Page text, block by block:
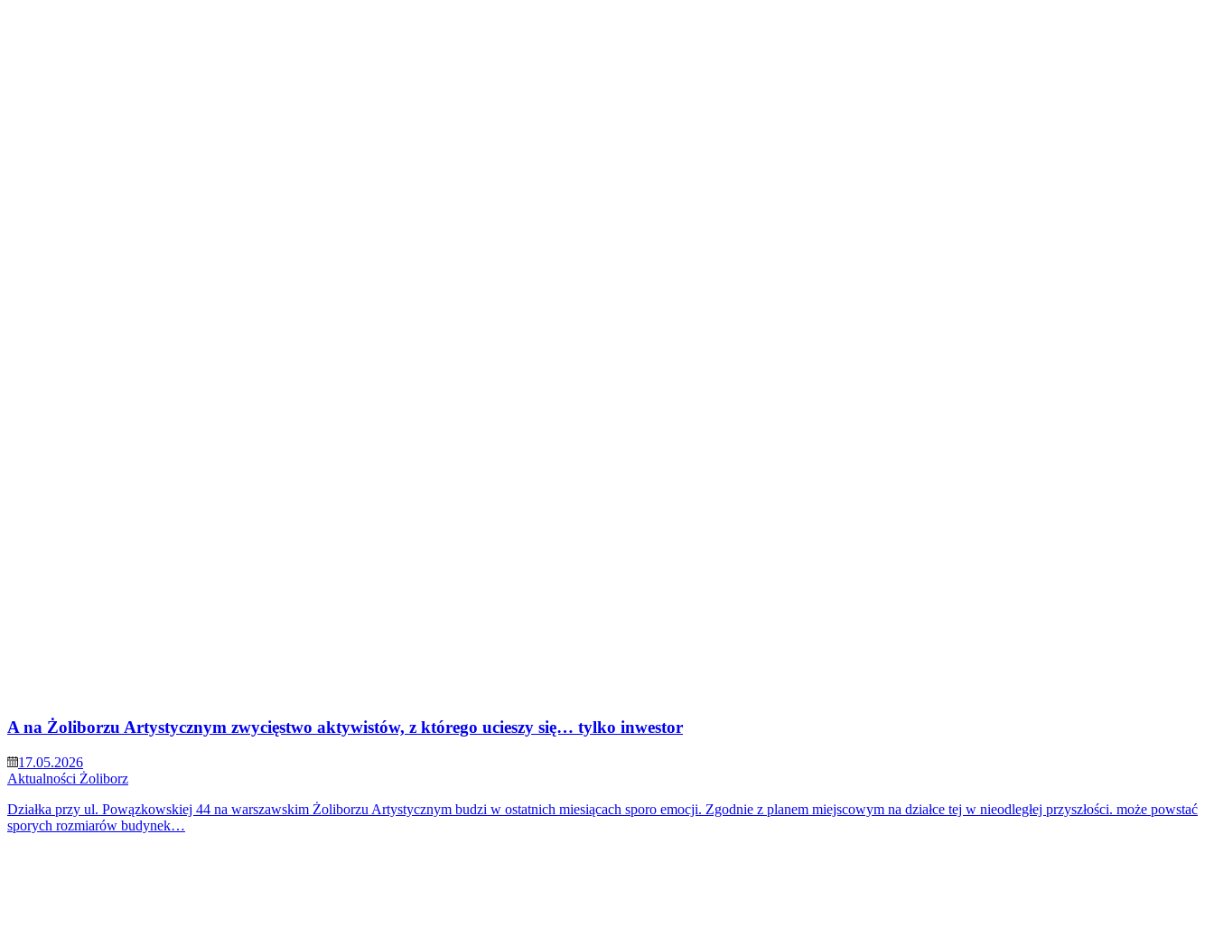
A na Żoliborzu Artystycznym zwycięstwo aktywistów, z którego ucieszy się… tylko inwestor
17.05.2026
Aktualności Żoliborz
Działka przy ul. Powązkowskiej 44 na warszawskim Żoliborzu Artystycznym budzi w ostatnich miesiącach sporo emocji. Zgodnie z planem miejscowym na działce tej w nieodległej przyszłości. może powstać
sporych rozmiarów budynek…